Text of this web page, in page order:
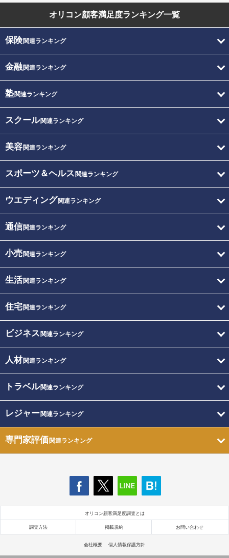
オリコン顧客満足度ランキング一覧
保険関連ランキング
金融関連ランキング
塾関連ランキング
スクール関連ランキング
美容関連ランキング
スポーツ＆ヘルス 関連ランキング
ウエディング関連ランキング
通信関連ランキング
小売関連ランキング
生活関連ランキング
住宅関連ランキング
ビジネス 関連ランキング
人材関連ランキング
トラベル関連ランキング
レジャー関連ランキング
専門家評価関連ランキング
オリコン顧客満足度調査とは
調査方法 掲載規約 お問い合わせ
会社概要 個人情報保護方針